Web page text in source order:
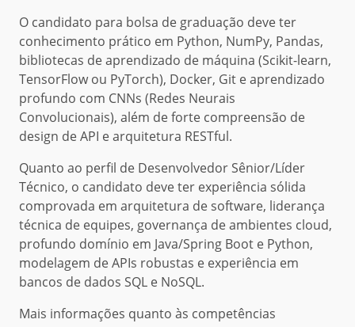
O candidato para bolsa de graduação deve ter
conhecimento prático em Python, NumPy, Pandas,
bibliotecas de aprendizado de máquina (Scikit-learn,
TensorFlow ou PyTorch), Docker, Git e aprendizado
profundo com CNNs (Redes Neurais
Convolucionais), além de forte compreensão de
design de API e arquitetura RESTful.
Quanto ao perfil de Desenvolvedor Sênior/Líder
Técnico, o candidato deve ter experiência sólida
comprovada em arquitetura de software, liderança
técnica de equipes, governança de ambientes cloud,
profundo domínio em Java/Spring Boot e Python,
modelagem de APIs robustas e experiência em
bancos de dados SQL e NoSQL.
Mais informações quanto às competências